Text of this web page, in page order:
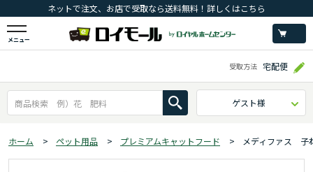
ネットで注文、お店で受取なら送料無料！詳しくはこちら
メニュー
受取方法 宅配便
ゲスト様
ホーム > ペット用品 > プレミアムキャットフード > メディファス